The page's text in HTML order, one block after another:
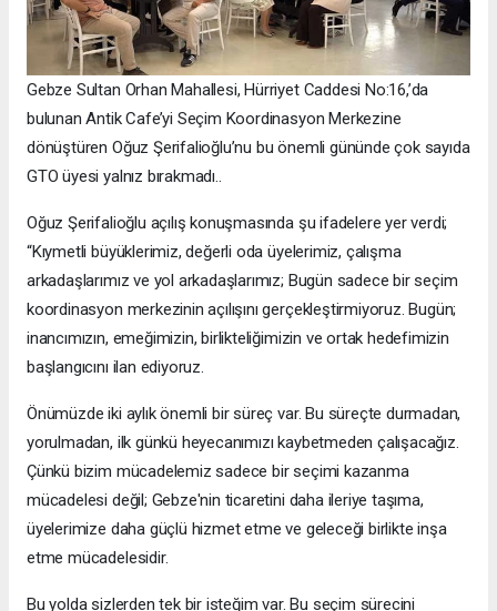
Gebze Sultan Orhan Mahallesi, Hürriyet Caddesi No:16,’da
bulunan Antik Cafe’yi Seçim Koordinasyon Merkezine
dönüştüren Oğuz Şerifalioğlu’nu bu önemli gününde çok sayıda
GTO üyesi yalnız bırakmadı..
Oğuz Şerifalioğlu açılış konuşmasında şu ifadelere yer verdi;
“Kıymetli büyüklerimiz, değerli oda üyelerimiz, çalışma
arkadaşlarımız ve yol arkadaşlarımız; Bugün sadece bir seçim
koordinasyon merkezinin açılışını gerçekleştirmiyoruz. Bugün;
inancımızın, emeğimizin, birlikteliğimizin ve ortak hedefimizin
başlangıcını ilan ediyoruz.
Önümüzde iki aylık önemli bir süreç var. Bu süreçte durmadan,
yorulmadan, ilk günkü heyecanımızı kaybetmeden çalışacağız.
Çünkü bizim mücadelemiz sadece bir seçimi kazanma
mücadelesi değil; Gebze'nin ticaretini daha ileriye taşıma,
üyelerimize daha güçlü hizmet etme ve geleceği birlikte inşa
etme mücadelesidir.
Bu yolda sizlerden tek bir isteğim var. Bu seçim sürecini